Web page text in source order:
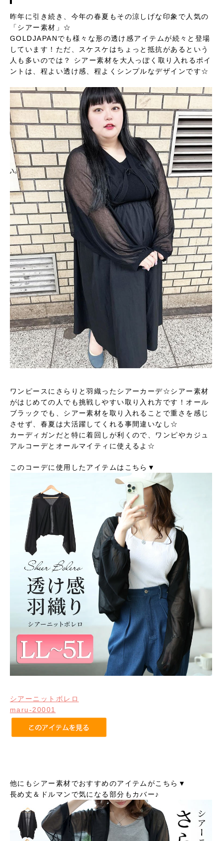
昨年に引き続き、今年の春夏もその涼しげな印象で人気の
「シアー素材」☆
GOLDJAPANでも様々な形の透け感アイテムが続々と登場
しています！ただ、スケスケはちょっと抵抗があるという
人も多いのでは？ シアー素材を大人っぽく取り入れるポイ
ントは、程よい透け感、程よくシンプルなデザインです☆
ワンピースにさらりと羽織ったシアーカーデ☆シアー素材
がはじめての人でも挑戦しやすい取り入れ方です！オール
ブラックでも、シアー素材を取り入れることで重さを感じ
させず、春夏は大活躍してくれる事間違いなし☆
カーディガンだと特に着回しが利くので、ワンピやカジュ
アルコーデとオールマイティに使えるよ☆
このコーデに使用したアイテムはこちら▼
シアーニットボレロ
maru-20001
他にもシアー素材でおすすめのアイテムがこちら▼
長め丈＆ドルマンで気になる部分もカバー♪